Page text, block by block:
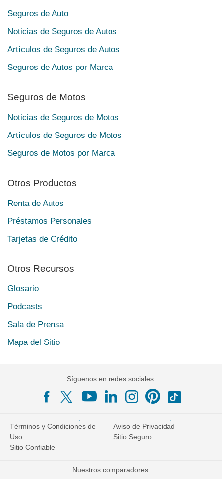
Seguros de Auto
Noticias de Seguros de Autos
Artículos de Seguros de Autos
Seguros de Autos por Marca
Seguros de Motos
Noticias de Seguros de Motos
Artículos de Seguros de Motos
Seguros de Motos por Marca
Otros Productos
Renta de Autos
Préstamos Personales
Tarjetas de Crédito
Otros Recursos
Glosario
Podcasts
Sala de Prensa
Mapa del Sitio
Síguenos en redes sociales:
Términos y Condiciones de
Uso
Aviso de Privacidad
Sitio Seguro
Sitio Confiable
Nuestros comparadores: